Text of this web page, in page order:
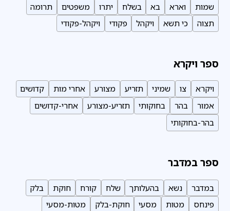
שמות וארא בא בשלח יתרו משפטים
תרומה
תצוה
כי תשא ויקהל פקודי ויקהל-פקודי
ספר ויקרא
ויקרא צו שמיני תזריע מצורע אחרי מות
קדושים
אמור
בהר בחוקותי תזריע-מצורע
אחרי-קדושים
בהר-בחוקותי
ספר במדבר
במדבר נשא בהעלותך שלח קורח חוקת
בלק
פינחס
מטות מסעי חוקת-בלק מטות-מסעי